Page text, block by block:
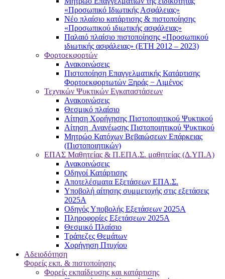
«Προσωπικό Ιδιωτικής Ασφάλειας»
Νέο πλαίσιο κατάρτισης & πιστοποίησης
«Προσωπικού ιδιωτικής ασφάλειας»
Παλαιό πλαίσιο πιστοποίησης «Προσωπικού
ιδιωτικής ασφάλειας» (ΕΤΗ 2012 – 2023)
Φορτοεκφορτών
Ανακοινώσεις
Πιστοποίηση Επαγγελματικής Κατάρτισης
Φορτοεκφορτωτών Ξηράς − Λιμένος
Τεχνικών Ψυκτικών Εγκαταστάσεων
Ανακοινώσεις
Θεσμικό πλαίσιο
Αίτηση Χορήγησης Πιστοποιητικού Ψυκτικού
Αίτηση Ανανέωσης Πιστοποιητικού Ψυκτικού
Μητρώο Κατόχων Βεβαιώσεων Επάρκειας
(Πιστοποιητικών)
ΕΠΑΣ Μαθητείας & Π.ΕΠΑ.Σ. μαθητείας (Δ.ΥΠ.Α)
Ανακοινώσεις
Oδηγοί Κατάρτισης
Αποτελέσματα Εξετάσεων ΕΠΑ.Σ.
Υποβολή αίτησης συμμετοχής στις εξετάσεις
2025Α
Οδηγός Υποβολής Εξετάσεων 2025A
Πληροφορίες Εξετάσεων 2025Α
Θεσμικό Πλαίσιο
Τράπεζες Θεμάτων
Χορήγηση Πτυχίου
Αδειοδότηση
Φορείς εκπ. & πιστοποίησης
Φορείς εκπαίδευσης και κατάρτισης